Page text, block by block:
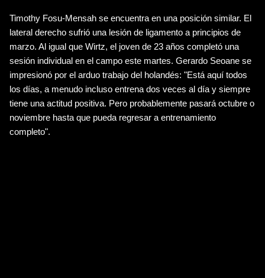
Timothy Fosu-Mensah se encuentra en una posición similar. El
lateral derecho sufrió una lesión de ligamento a principios de
marzo. Al igual que Wirtz, el joven de 23 años completó una
sesión individual en el campo este martes. Gerardo Seoane se
impresionó por el arduo trabajo del holandés: "Está aquí todos
los días, a menudo incluso entrena dos veces al día y siempre
tiene una actitud positiva. Pero probablemente pasará octubre o
noviembre hasta que pueda regresar a entrenamiento
completo".